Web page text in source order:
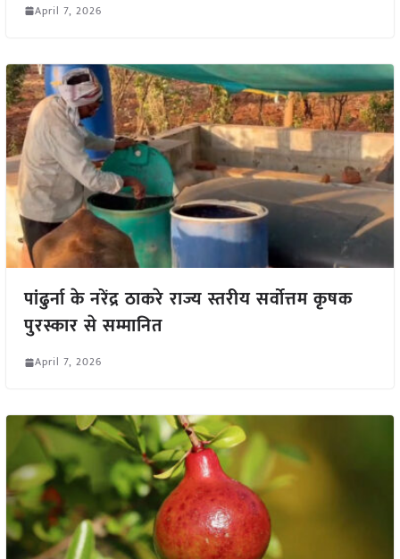
April 7, 2026
पांढुर्ना के नरेंद्र ठाकरे राज्य स्तरीय सर्वोत्तम कृषक
पुरस्कार से सम्मानित
April 7, 2026